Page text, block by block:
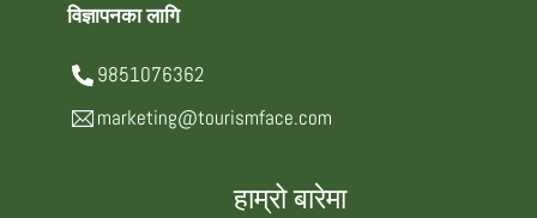
विज्ञापनका लागि
9851076362
marketing@tourismface.com
हाम्रो बारेमा